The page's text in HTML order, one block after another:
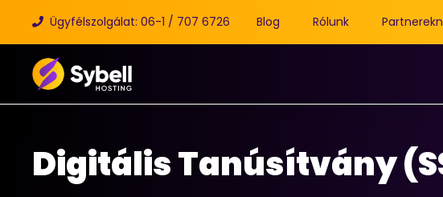
Ügyfélszolgálat: 06-1 / 707 6726 Blog Rólunk
Digitális Tanúsítvány